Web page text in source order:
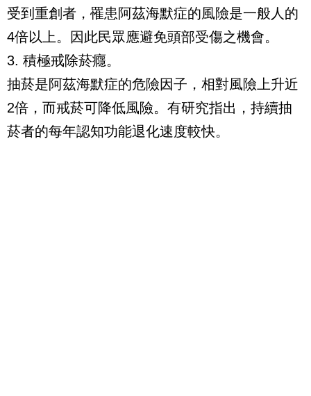
受到重創者，罹患阿茲海默症的風險是一般人的
4倍以上。因此民眾應避免頭部受傷之機會。
3. 積極戒除菸癮。
抽菸是阿茲海默症的危險因子，相對風險上升近
2倍，而戒菸可降低風險。有研究指出，持續抽
菸者的每年認知功能退化速度較快。